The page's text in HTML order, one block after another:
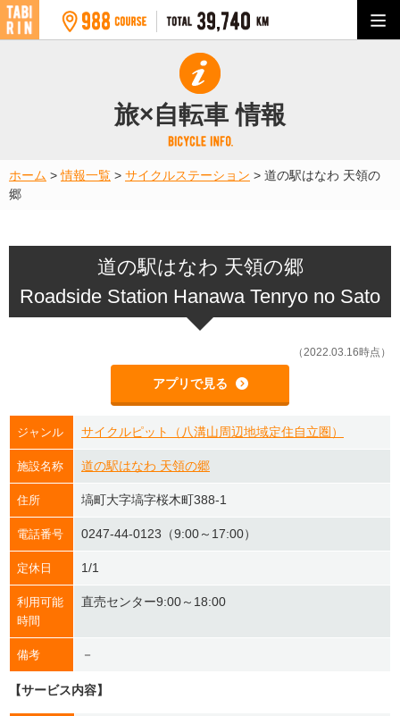
旅×自転車 情報
ホーム >情報一覧 > サイクルステーション > 道の駅はなわ 天領の
郷
道の駅はなわ 天領の郷
Roadside Station Hanawa Tenryo no Sato
（2022.03.16時点）
アプリで見る
ジャンル サイクルピット（八溝山周辺地域定住自立圏）
施設名称 道の駅はなわ 天領の郷
住所 塙町大字塙字桜木町388-1
電話番号 0247-44-0123（9:00～17:00）
定休日 1/1
利用可能
時間
直売センター9:00～18:00
備考 －
【サービス内容】